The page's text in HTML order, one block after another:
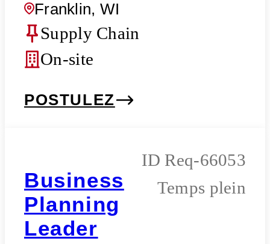
Franklin, WI
Supply Chain
On-site
POSTULEZ
Business
Planning
Leader
Req-66053
Temps plein